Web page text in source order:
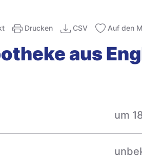
Drucken CSV Auf den
aus
um